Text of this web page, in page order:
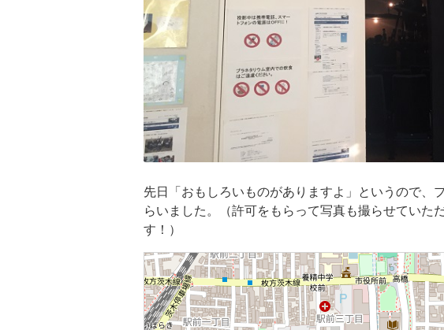
先日「おもしろいものがありますよ」というので、
らいました。（許可をもらって写真も撮らせていた
す！）